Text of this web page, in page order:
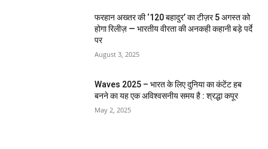
फरहान अख्तर की ‘120 बहादुर’ का टीज़र 5 अगस्त को
होगा रिलीज़ — भारतीय वीरता की अनकही कहानी बड़े पर्दे
पर
August 3, 2025
Waves 2025 – भारत के लिए दुनिया का कंटेंट हब
बनने का यह एक अविश्वसनीय समय है : श्रद्धा कपूर
May 2, 2025